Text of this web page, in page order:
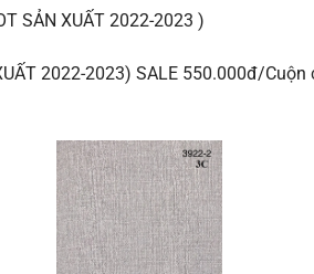
SẢN XUẤT 2022-2023 )
2022-2023) SALE 550.000đ/Cuộn